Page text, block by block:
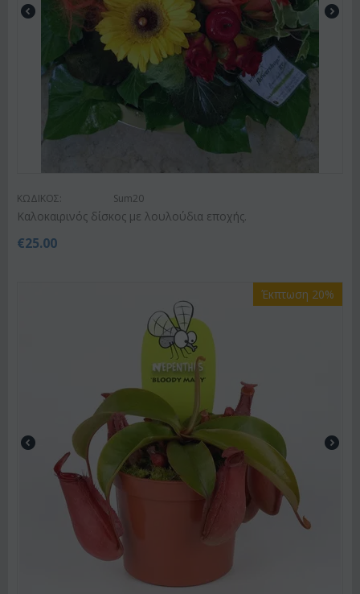
ΚΩΔΙΚΟΣ: Sum20
Kαλοκαιρινός δίσκος με λουλούδια εποχής.
€25.00
Έκπτωση 20%